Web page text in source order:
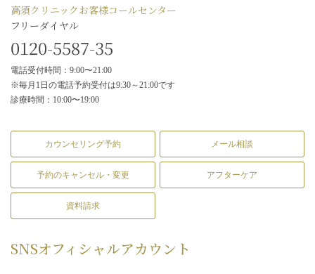
高須クリニックお客様コールセンター
フリーダイヤル
0120-5587-35
電話受付時間：9:00〜21:00
※毎月1日の電話予約受付は9:30～21:00です
診療時間：10:00〜19:00
カウンセリング予約 メール相談
予約のキャンセル・変更 アフターケア
資料請求
SNSオフィシャルアカウント